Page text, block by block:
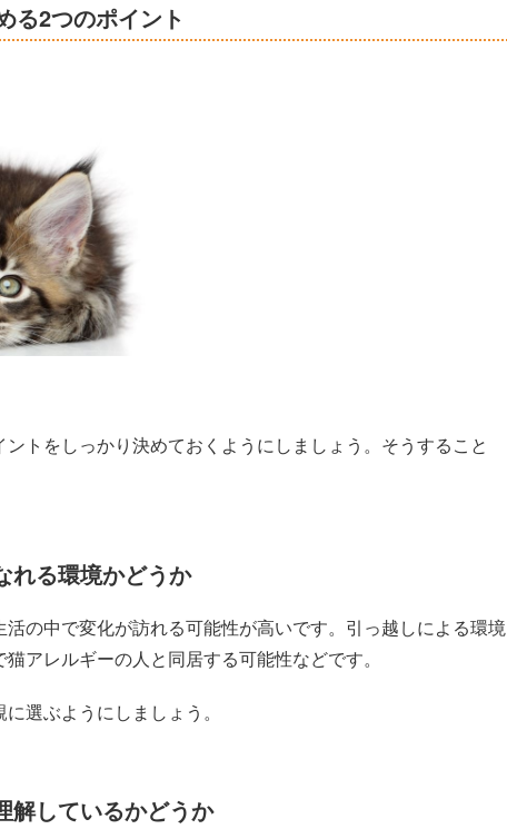
る2つのポイント
トをしっかり決めておくようにしましょう。そうすること
れる環境かどうか
の中で変化が訪れる可能性が高いです。引っ越しによる環境
アレルギーの人と同居する可能性などです。
選ぶようにしましょう。
解しているかどうか